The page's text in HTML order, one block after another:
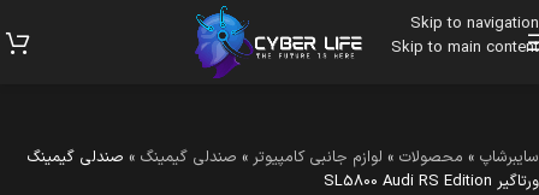
Skip to navigation
Skip to main content
سایبرشاپ » محصولات » لوازم جانبی کامپیوتر » صندلی گیمینگ » صندلی گیمینگ
ورتاگیر SL5800 Audi RS Edition